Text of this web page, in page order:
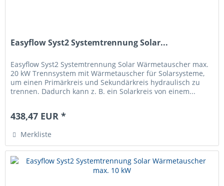
Easyflow Syst2 Systemtrennung Solar...
Easyflow Syst2 Systemtrennung Solar Wärmetauscher max.
20 kW Trennsystem mit Wärmetauscher für Solarsysteme,
um einen Primärkreis und Sekundärkreis hydraulisch zu
trennen. Dadurch kann z. B. ein Solarkreis von einem...
438,47 EUR *
Merkliste